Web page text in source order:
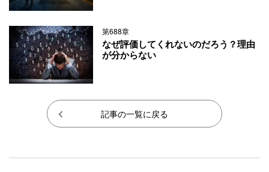
第688章
なぜ評価してくれないのだろう？理由
が分からない
記事の一覧に戻る